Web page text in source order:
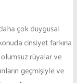
çok duygusal
cinsiyet farkına
rüyalar ve
geçmişiyle ve